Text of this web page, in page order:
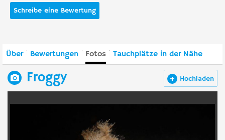
Schreibe eine Bewertung
Über Bewertungen Fotos Tauchplätze in der Nähe
Hochladen
Froggy